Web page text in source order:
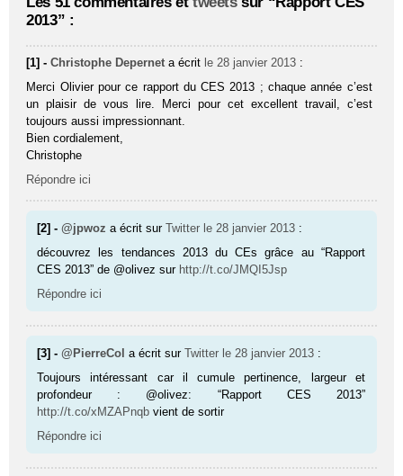
2013” :
[1] -Christophe Depernet a écrit le 28 janvier 2013 :
Merci Olivier pour ce rapport du CES 2013 ; chaque année c’est
un plaisir de vous lire. Merci pour cet excellent travail, c’est
toujours aussi impressionnant.
Bien cordialement,
Christophe
Répondre ici
[2] -@jpwoz a écrit surTwitter le 28 janvier 2013 :
découvrez les tendances 2013 du CEs grâce au “Rapport
CES 2013” de @olivez sur http://t.co/JMQI5Jsp
Répondre ici
[3] -@PierreCol a écrit surTwitter le 28 janvier 2013 :
Toujours intéressant car il cumule pertinence, largeur et
profondeur : @olivez: “Rapport CES 2013”
http://t.co/xMZAPnqb vient de sortir
Répondre ici